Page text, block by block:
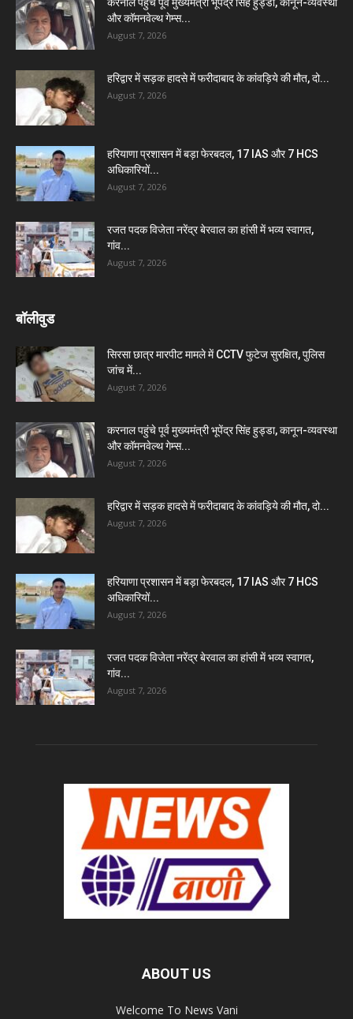
और कॉमनवेल्थ गेम्स...
August 7, 2026
हरिद्वार में सड़क हादसे में फरीदाबाद के कांवड़िये की मौत, दो...
August 7, 2026
हरियाणा प्रशासन में बड़ा फेरबदल, 17 IAS और 7 HCS
अधिकारियों...
August 7, 2026
रजत पदक विजेता नरेंद्र बेरवाल का हांसी में भव्य स्वागत,
गांव...
August 7, 2026
बॉलीवुड
सिरसा छात्र मारपीट मामले में CCTV फुटेज सुरक्षित, पुलिस
जांच में...
August 7, 2026
करनाल पहुंचे पूर्व मुख्यमंत्री भूपेंद्र सिंह हुड्डा, कानून-व्यवस्था
और कॉमनवेल्थ गेम्स...
August 7, 2026
हरिद्वार में सड़क हादसे में फरीदाबाद के कांवड़िये की मौत, दो...
August 7, 2026
हरियाणा प्रशासन में बड़ा फेरबदल, 17 IAS और 7 HCS
अधिकारियों...
August 7, 2026
रजत पदक विजेता नरेंद्र बेरवाल का हांसी में भव्य स्वागत,
गांव...
August 7, 2026
ABOUT US
Welcome To News Vani